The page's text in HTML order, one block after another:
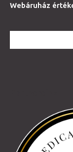
Webáruház